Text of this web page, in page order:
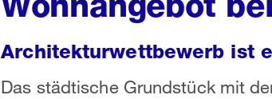
Architekturwettbewerb ist
Das städtische Grundstück mit